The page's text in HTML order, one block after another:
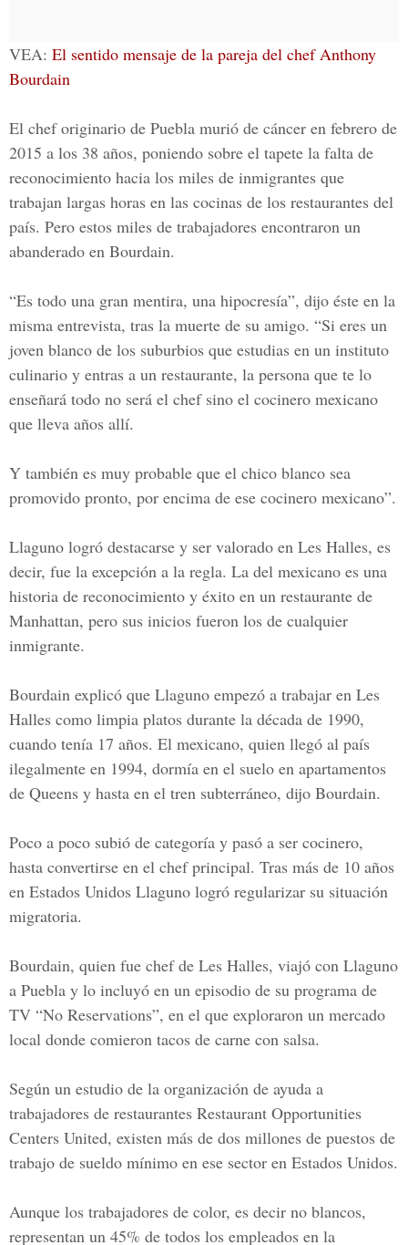
VEA: El sentido mensaje de la pareja del chef Anthony
Bourdain
El chef originario de Puebla murió de cáncer en febrero de
2015 a los 38 años, poniendo sobre el tapete la falta de
reconocimiento hacia los miles de inmigrantes que
trabajan largas horas en las cocinas de los restaurantes del
país. Pero estos miles de trabajadores encontraron un
abanderado en Bourdain.
“Es todo una gran mentira, una hipocresía”, dijo éste en la
misma entrevista, tras la muerte de su amigo. “Si eres un
joven blanco de los suburbios que estudias en un instituto
culinario y entras a un restaurante, la persona que te lo
enseñará todo no será el chef sino el cocinero mexicano
que lleva años allí.
Y también es muy probable que el chico blanco sea
promovido pronto, por encima de ese cocinero mexicano”.
Llaguno logró destacarse y ser valorado en Les Halles, es
decir, fue la excepción a la regla. La del mexicano es una
historia de reconocimiento y éxito en un restaurante de
Manhattan, pero sus inicios fueron los de cualquier
inmigrante.
Bourdain explicó que Llaguno empezó a trabajar en Les
Halles como limpia platos durante la década de 1990,
cuando tenía 17 años. El mexicano, quien llegó al país
ilegalmente en 1994, dormía en el suelo en apartamentos
de Queens y hasta en el tren subterráneo, dijo Bourdain.
Poco a poco subió de categoría y pasó a ser cocinero,
hasta convertirse en el chef principal. Tras más de 10 años
en Estados Unidos Llaguno logró regularizar su situación
migratoria.
Bourdain, quien fue chef de Les Halles, viajó con Llaguno
a Puebla y lo incluyó en un episodio de su programa de
TV “No Reservations”, en el que exploraron un mercado
local donde comieron tacos de carne con salsa.
Según un estudio de la organización de ayuda a
trabajadores de restaurantes Restaurant Opportunities
Centers United, existen más de dos millones de puestos de
trabajo de sueldo mínimo en ese sector en Estados Unidos.
Aunque los trabajadores de color, es decir no blancos,
representan un 45% de todos los empleados en la